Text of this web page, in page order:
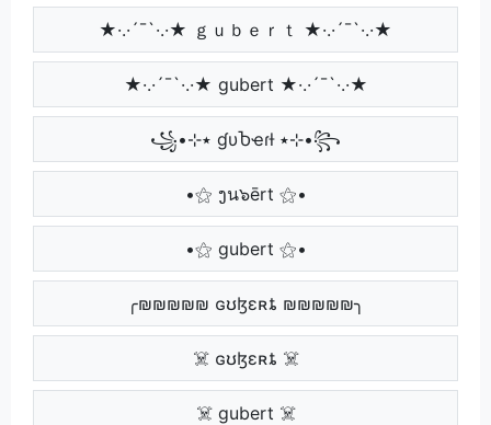
★·.·´¯`·.·★ ｇｕｂｅｒｔ ★·.·´¯`·.·★
★·.·´¯`·.·★ gubert ★·.·´¯`·.·★
꧁•⊹٭ ɠυႦҽɾƚ ٭⊹•꧂
•⚝ ງน๖ērt ⚝•
•⚝ gubert ⚝•
╭₪₪₪₪₪ ɢʊɮɛʀȶ ₪₪₪₪₪╮
☠️ ɢʊɮɛʀȶ ☠️
☠️ gubert ☠️